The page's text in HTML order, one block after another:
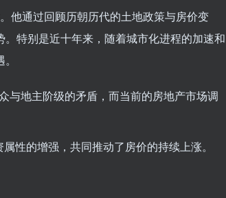
他通过回顾历朝历代的土地政策与房价变
特别是近十年来，随着城市化进程的加速和
与地主阶级的矛盾，而当前的房地产市场调
性的增强，共同推动了房价的持续上涨。